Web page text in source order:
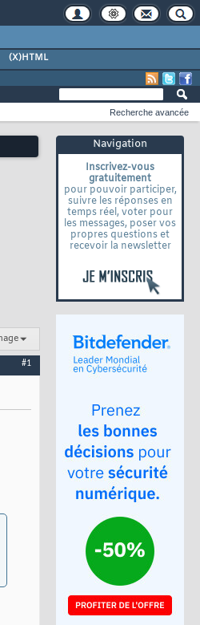
(X)HTML
Navigation
Inscrivez-vous
gratuitement
pour pouvoir participer,
suivre les réponses en
temps réel, voter pour
les messages, poser vos
propres questions et
recevoir la newsletter
Recherche avancée
#1